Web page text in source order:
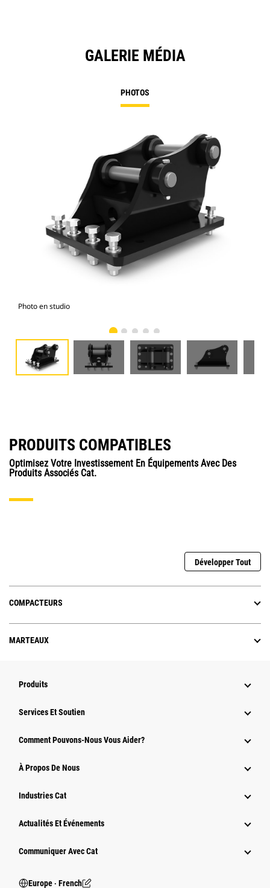
GALERIE MÉDIA
PHOTOS
Photo en studio
PRODUITS COMPATIBLES
Optimisez Votre Investissement En Équipements Avec Des
Produits Associés Cat.
Développer Tout
COMPACTEURS
MARTEAUX
Produits
Services Et Soutien
Comment Pouvons-Nous Vous Aider?
À Propos De Nous
Industries Cat
Actualités Et Événements
Communiquer Avec Cat
Europe ‧ French